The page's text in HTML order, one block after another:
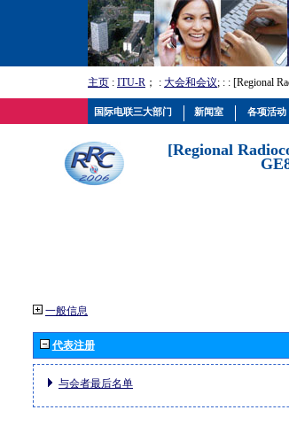
主页 : ITU-R ； : 大会和会议; : : [Regional
[Regional
一般信息
代表注册
与会者最后名单
国际电联三大部门 新闻室 各项活动